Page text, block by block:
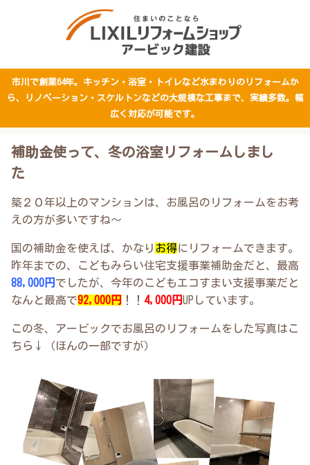
市川で創業64年。キッチン・浴室・トイレなど水まわりのリフォームか
ら、リノベーション・スケルトンなどの大規模な工事まで、実績多数。幅
広く対応が可能です。
補助金使って、冬の浴室リフォームしまし
た
築２０年以上のマンションは、お風呂のリフォームをお考
えの方が多いですね～
国の補助金を使えば、かなり お得にリフォームできます。
昨年までの、こどもみらい住宅支援事業補助金だと、最高
88,000円 でしたが、今年のこどもエコすまい支援事業だと
なんと最高で92,000円 ！！ 4,000円UPしています。
この冬、アービックでお風呂のリフォームをした写真はこ
ちら↓（ほんの一部ですが）